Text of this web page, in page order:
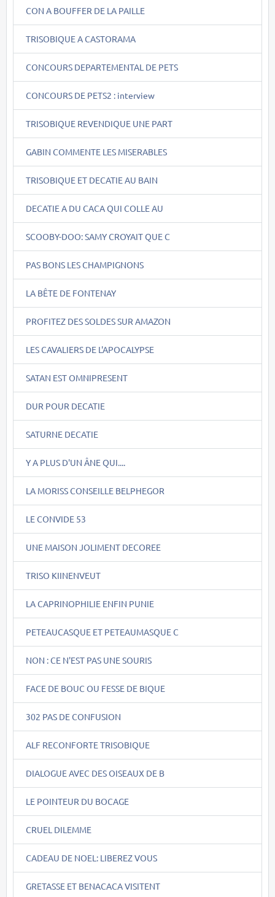
CON A BOUFFER DE LA PAILLE
TRISOBIQUE A CASTORAMA
CONCOURS DEPARTEMENTAL DE PETS
CONCOURS DE PETS2 : interview
TRISOBIQUE REVENDIQUE UNE PART
GABIN COMMENTE LES MISERABLES
TRISOBIQUE ET DECATIE AU BAIN
DECATIE A DU CACA QUI COLLE AU
SCOOBY-DOO: SAMY CROYAIT QUE C
PAS BONS LES CHAMPIGNONS
LA BÊTE DE FONTENAY
PROFITEZ DES SOLDES SUR AMAZON
LES CAVALIERS DE L'APOCALYPSE
SATAN EST OMNIPRESENT
DUR POUR DECATIE
SATURNE DECATIE
Y A PLUS D'UN ÂNE QUI....
LA MORISS CONSEILLE BELPHEGOR
LE CONVIDE 53
UNE MAISON JOLIMENT DECOREE
TRISO KIINENVEUT
LA CAPRINOPHILIE ENFIN PUNIE
PETEAUCASQUE ET PETEAUMASQUE C
NON : CE N'EST PAS UNE SOURIS
FACE DE BOUC OU FESSE DE BIQUE
302 PAS DE CONFUSION
ALF RECONFORTE TRISOBIQUE
DIALOGUE AVEC DES OISEAUX DE B
LE POINTEUR DU BOCAGE
CRUEL DILEMME
CADEAU DE NOEL: LIBEREZ VOUS
GRETASSE ET BENACACA VISITENT